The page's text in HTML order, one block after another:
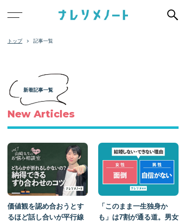
記事一覧
新着記事一覧
New Articles
価値観を認め合おうとす
るほど話し合いが平行線
「このまま一生独身か
も」は7割が通る道。男女